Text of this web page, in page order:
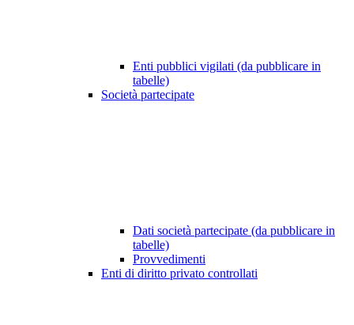
Enti pubblici vigilati (da pubblicare in
tabelle)
Società partecipate
Dati società partecipate (da pubblicare in
tabelle)
Provvedimenti
Enti di diritto privato controllati